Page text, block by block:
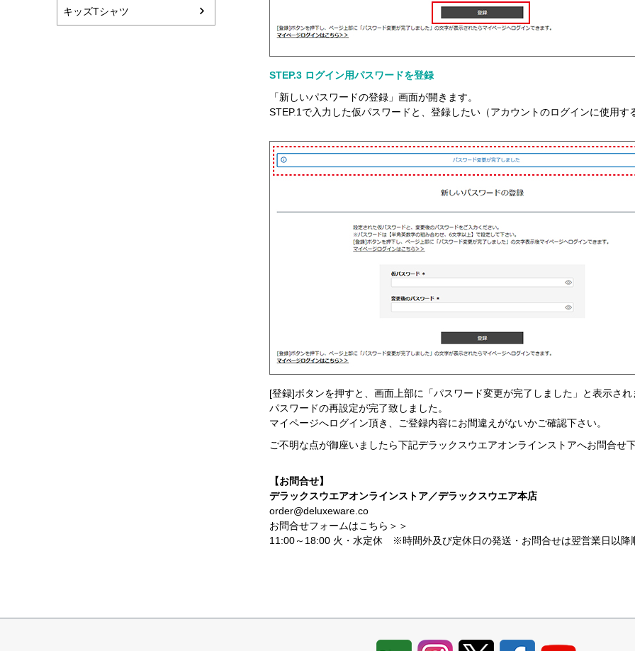
キッズTシャツ
STEP.3 ログイン用パスワードを登録
「新しいパスワードの登録」画面が開きます。
STEP.1で入力した仮パスワードと、登録したい（アカウントのログインに使用
[登録]ボタンを押すと、画面上部に「パスワード変更が完了しました」と表示され
パスワードの再設定が完了致しました。
マイページへログイン頂き、ご登録内容にお間違えがないかご確認下さい。
ご不明な点が御座いましたら下記デラックスウエアオンラインストアへお問合せ
【お問合せ】
デラックスウエアオンラインストア／デラックスウエア本店
order@deluxeware.co
お問合せフォームはこちら＞＞
11:00～18:00 火・水定休 ※時間外及び定休日の発送・お問合せは翌営業日以降